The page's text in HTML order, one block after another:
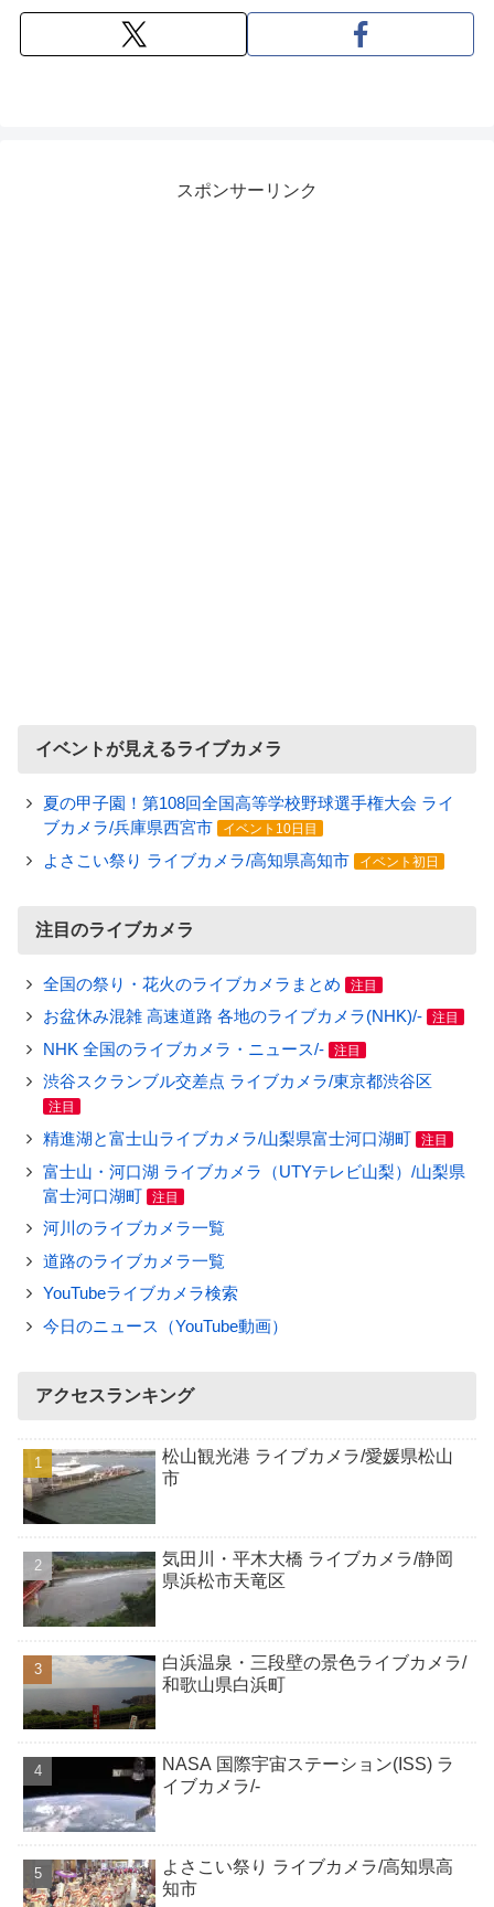
スポンサーリンク
イベントが見えるライブカメラ
夏の甲子園！第108回全国高等学校野球選手権大会 ライ
ブカメラ/兵庫県西宮市
イベント10日目
よさこい祭り ライブカメラ/高知県高知市 イベント初日
注目のライブカメラ
全国の祭り・花火のライブカメラまとめ 注目
お盆休み混雑 高速道路 各地のライブカメラ(NHK)/- 注目
NHK 全国のライブカメラ・ニュース/- 注目
渋谷スクランブル交差点 ライブカメラ/東京都渋谷区
注目
精進湖と富士山ライブカメラ/山梨県富士河口湖町 注目
富士山・河口湖 ライブカメラ（UTYテレビ山梨）/山梨県
富士河口湖町
注目
河川のライブカメラ一覧
道路のライブカメラ一覧
YouTubeライブカメラ検索
今日のニュース（YouTube動画）
アクセスランキング
松山観光港 ライブカメラ/愛媛県松山
市
気田川・平木大橋 ライブカメラ/静岡
県浜松市天竜区
白浜温泉・三段壁の景色ライブカメラ/
和歌山県白浜町
NASA 国際宇宙ステーション(ISS) ラ
イブカメラ/-
よさこい祭り ライブカメラ/高知県高
知市